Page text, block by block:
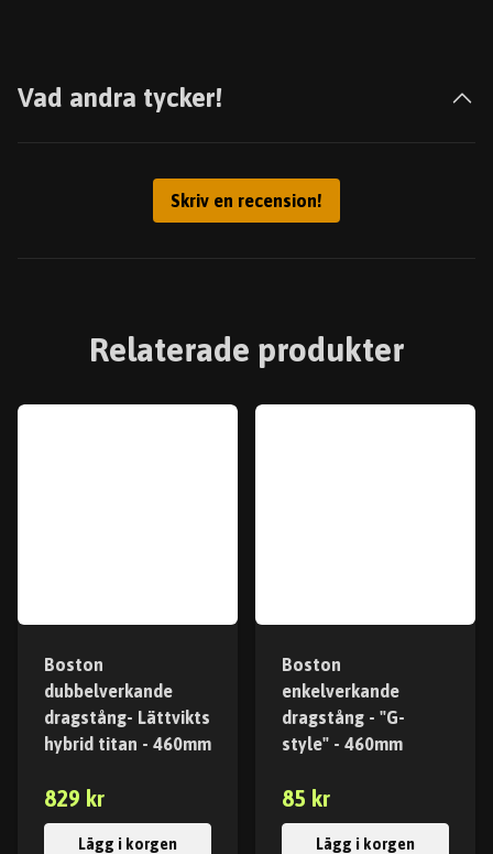
Vad andra tycker!
Skriv en recension!
Relaterade produkter
Boston
dubbelverkande
dragstång- Lättvikts
hybrid titan - 460mm
829 kr
Lägg i korgen
Boston
enkelverkande
dragstång - "G-
style" - 460mm
85 kr
Lägg i korgen